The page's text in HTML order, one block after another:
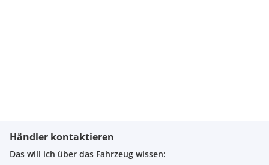
Händler kontaktieren
Das will ich über das Fahrzeug wissen: